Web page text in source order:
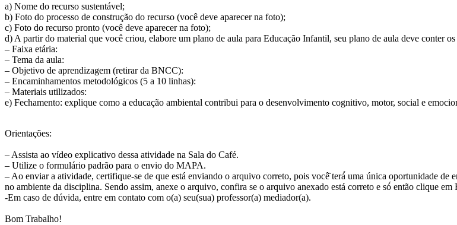
a) Nome do recurso sustentável;
b) Foto do processo de construção do recurso (você deve aparecer na foto);
c) Foto do recurso pronto (você deve aparecer na foto);
d) A partir do material que você criou, elabore um plano de aula para Educação Infantil, seu plano de aula deve conter os
– Faixa etária:
– Tema da aula:
– Objetivo de aprendizagem (retirar da BNCC):
– Encaminhamentos metodológicos (5 a 10 linhas):
– Materiais utilizados:
e) Fechamento: explique como a educação ambiental contribui para o desenvolvimento cognitivo, motor, social e
​Orientações:
– Assista ao vídeo explicativo dessa atividade na Sala do Café.
– ​Utilize o formulário padrão para o envio do MAPA.
– Ao enviar a atividade, certifique-se de que está enviando o arquivo correto, pois você̂ terá́ uma única oportunidade
no ambiente da disciplina. Sendo assim, anexe o arquivo, confira se o arquivo anexado está correto e só́ então clique
-Em caso de dúvida, entre em contato com o(a) seu(sua) professor(a) mediador(a).
Bom Trabalho!